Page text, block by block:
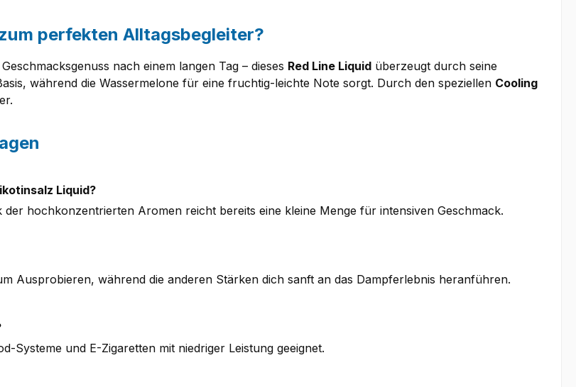
perfekten Alltagsbegleiter?
nach einem langen Tag – dieses Red Line Liquid überzeugt durch seine
während die Wassermelone für eine fruchtig-leichte Note sorgt. Durch den speziellen Cooling
Liquid?
hochkonzentrierten Aromen reicht bereits eine kleine Menge für intensiven Geschmack.
Ausprobieren, während die anderen Stärken dich sanft an das Dampferlebnis heranführen.
Systeme und E-Zigaretten mit niedriger Leistung geeignet.